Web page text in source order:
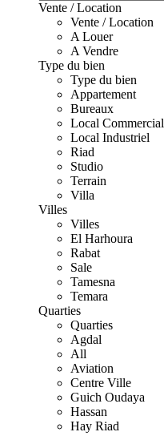
Vente / Location
Vente / Location
A Louer
A Vendre
Type du bien
Type du bien
Appartement
Bureaux
Local Commercial
Local Industriel
Riad
Studio
Terrain
Villa
Villes
Villes
El Harhoura
Rabat
Sale
Tamesna
Temara
Quarties
Quarties
Agdal
All
Aviation
Centre Ville
Guich Oudaya
Hassan
Hay Riad